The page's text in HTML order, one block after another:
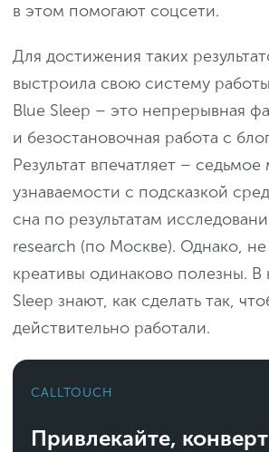
в этом помогают соцсети.
Для достижения таких
выстроила свою систему
Blue Sleep – это непрерывная
и безостановочная работа с
Результат впечатляет –
узнаваемости с подсказкой
сна по результатам
research (по Москве). Однако, не
креативы одинаково полезны.
Sleep знают, как сделать так,
действительно работали.
CALLTOUCH
Привлекайте,